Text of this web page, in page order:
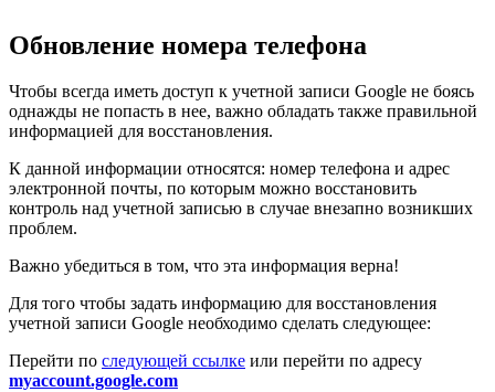
Обновление номера телефона
Чтобы всегда иметь доступ к учетной записи Google не боясь
однажды не попасть в нее, важно обладать также правильной
информацией для восстановления.
К данной информации относятся: номер телефона и адрес
электронной почты, по которым можно восстановить
контроль над учетной записью в случае внезапно возникших
проблем.
Важно убедиться в том, что эта информация верна!
Для того чтобы задать информацию для восстановления
учетной записи Google необходимо сделать следующее:
Перейти по следующей ссылке или перейти по адресу
myaccount.google.com